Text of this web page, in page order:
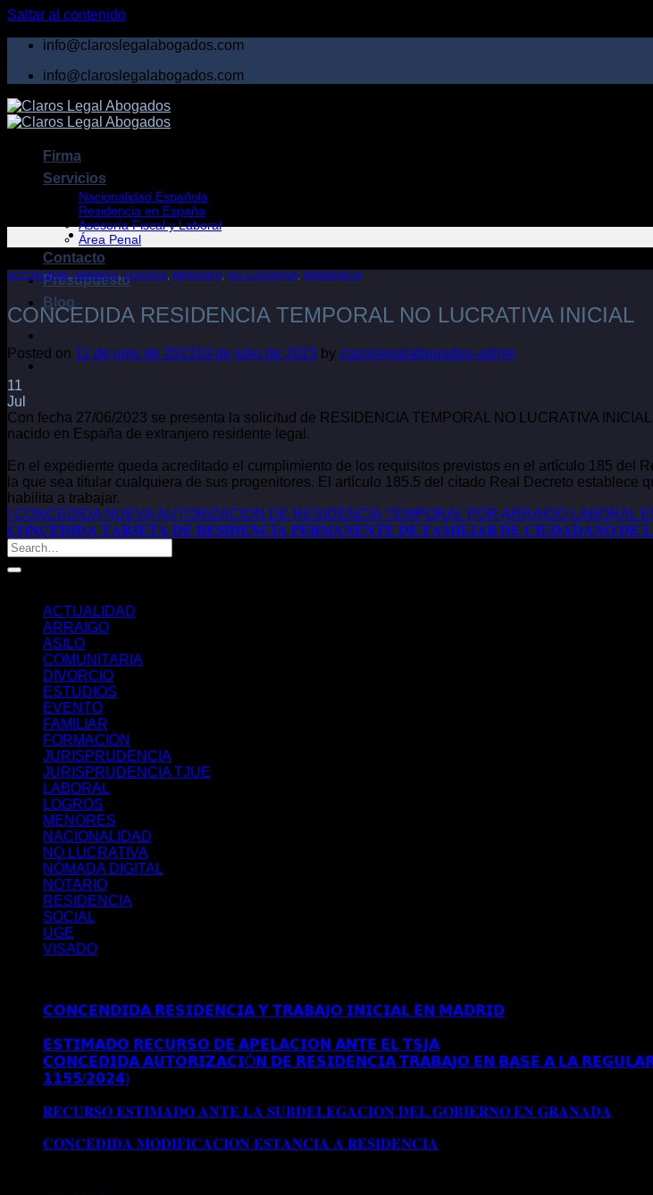
Saltar al contenido
info@claroslegalabogados.com
info@claroslegalabogados.com
Firma
Servicios
Nacionalidad Española
Residencia en España
Asesoría Fiscal y Laboral
Área Penal
Contacto
Presupuesto
Blog
ACTUALIDAD,ARRAIGO, LOGROS MENORES NO LUCRATIVA RESIDENCIA
CONCEDIDA RESIDENCIA TEMPORAL NO LUCRATIVA INICIAL
Posted on 11 de julio de 202310 de julio de 2023 by claroslegalabogados-admin
11
Jul
Con fecha 27/06/2023 se presenta la solicitud de RESIDENCIA TEMPORAL NO LUCRATIVA
nacido en España de extranjero residente legal.
En el expediente queda acreditado el cumplimiento de los requisitos previstos en el artículo 185 del
la que sea titular cualquiera de sus progenitores. El artículo 185.5 del citado Real Decreto
habilita a trabajar.
! CONCEDIDA NUEVA AUTORIZACION DE RESIDENCIA TEMPORAL POR ARRAIGO LABORAL
𝐂𝐎𝐍𝐂𝐄𝐃𝐈𝐃𝐀 𝐓𝐀𝐑𝐉𝐄𝐓𝐀 𝐃𝐄 𝐑𝐄𝐒𝐈𝐃𝐄𝐍𝐂𝐈𝐀 𝐏𝐄𝐑𝐌𝐀𝐍𝐄𝐍𝐓𝐄 𝐃𝐄 𝐅𝐀𝐌𝐈𝐋𝐈𝐀𝐑 𝐃𝐄 𝐂𝐈𝐔𝐃𝐀𝐃𝐀𝐍𝐎 𝐃𝐄
ACTUALIDAD
ARRAIGO
ASILO
COMUNITARIA
DIVORCIO
ESTUDIOS
EVENTO
FAMILIAR
FORMACIÓN
JURISPRUDENCIA
JURISPRUDENCIA TJUE
LABORAL
LOGROS
MENORES
NACIONALIDAD
NO LUCRATIVA
NÓMADA DIGITAL
NOTARIO
RESIDENCIA
SOCIAL
UGE
VISADO
𝗖𝗢𝗡𝗖𝗘𝗡𝗗𝗜𝗗𝗔 𝗥𝗘𝗦𝗜𝗗𝗘𝗡𝗖𝗜𝗔 𝗬 𝗧𝗥𝗔𝗕𝗔𝗝𝗢 𝗜𝗡𝗜𝗖𝗜𝗔𝗟 𝗘𝗡 𝗠𝗔𝗗𝗥𝗜𝗗
𝗘𝗦𝗧𝗜𝗠𝗔𝗗𝗢 𝗥𝗘𝗖𝗨𝗥𝗦𝗢 𝗗𝗘 𝗔𝗣𝗘𝗟𝗔𝗖𝗜𝗢𝗡 𝗔𝗡𝗧𝗘 𝗘𝗟 𝗧𝗦𝗝𝗔
𝗖𝗢𝗡𝗖𝗘𝗗𝗜𝗗𝗔 𝗔𝗨𝗧𝗢𝗥𝗜𝗭𝗔𝗖𝗜Ó𝗡 𝗗𝗘 𝗥𝗘𝗦𝗜𝗗𝗘𝗡𝗖𝗜𝗔 𝗧𝗥𝗔𝗕𝗔𝗝𝗢 𝗘𝗡 𝗕𝗔𝗦𝗘 𝗔 𝗟𝗔
𝟭𝟭𝟱𝟱/𝟮𝟬𝟮𝟰)
𝐑𝐄𝐂𝐔𝐑𝐒𝐎 𝐄𝐒𝐓𝐈𝐌𝐀𝐃𝐎 𝐀𝐍𝐓𝐄 𝐋𝐀 𝐒𝐔𝐁𝐃𝐄𝐋𝐄𝐆𝐀𝐂𝐈𝐎𝐍 𝐃𝐄𝐋 𝐆𝐎𝐁𝐈𝐄𝐑𝐍𝐎 𝐄𝐍 𝐆𝐑𝐀𝐍𝐀𝐃𝐀
𝐂𝐎𝐍𝐂𝐄𝐃𝐈𝐃𝐀 𝐌𝐎𝐃𝐈𝐅𝐈𝐂𝐀𝐂𝐈𝐎𝐍 𝐄𝐒𝐓𝐀𝐍𝐂𝐈𝐀 𝐀 𝐑𝐄𝐒𝐈𝐃𝐄𝐍𝐂𝐈𝐀